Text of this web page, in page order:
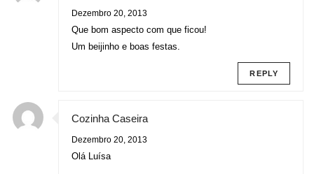
Dezembro 20, 2013
Que bom aspecto com que ficou!
Um beijinho e boas festas.
REPLY
Cozinha Caseira
Dezembro 20, 2013
Olá Luísa